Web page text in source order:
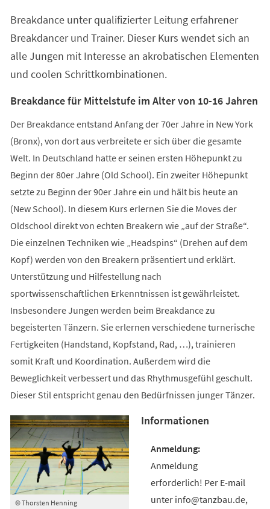
Breakdance unter qualifizierter Leitung erfahrener
Breakdancer und Trainer. Dieser Kurs wendet sich an
alle Jungen mit Interesse an akrobatischen Elementen
und coolen Schrittkombinationen.
Breakdance für Mittelstufe im Alter von 10-16 Jahren
Der Breakdance entstand Anfang der 70er Jahre in New York
(Bronx), von dort aus verbreitete er sich über die gesamte
Welt. In Deutschland hatte er seinen ersten Höhepunkt zu
Beginn der 80er Jahre (Old School). Ein zweiter Höhepunkt
setzte zu Beginn der 90er Jahre ein und hält bis heute an
(New School). In diesem Kurs erlernen Sie die Moves der
Oldschool direkt von echten Breakern wie „auf der Straße“.
Die einzelnen Techniken wie „Headspins“ (Drehen auf dem
Kopf) werden von den Breakern präsentiert und erklärt.
Unterstützung und Hilfestellung nach
sportwissenschaftlichen Erkenntnissen ist gewährleistet.
Insbesondere Jungen werden beim Breakdance zu
begeisterten Tänzern. Sie erlernen verschiedene turnerische
Fertigkeiten (Handstand, Kopfstand, Rad, …), trainieren
somit Kraft und Koordination. Außerdem wird die
Beweglichkeit verbessert und das Rhythmusgefühl geschult.
Dieser Stil entspricht genau den Bedürfnissen junger Tänzer.
© Thorsten Henning
Informationen
Anmeldung
erforderlich! Per E-mail
unter info@tanzbau.de,